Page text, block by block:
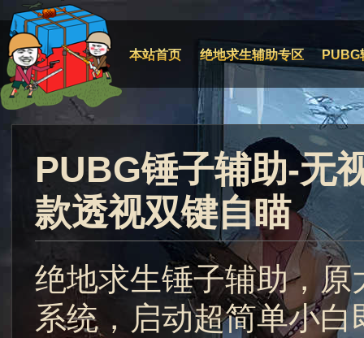
本站首页 绝地求生辅助专区 PUBG
PUBG锤子辅助-无
款透视双键自瞄
绝地求生锤子辅助，
系统，启动超简单小白